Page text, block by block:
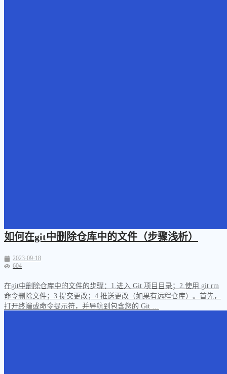
如何在git中删除仓库中的文件（步骤浅析）
2023-09-18
604
在git中删除仓库中的文件的步骤：1.进入 Git 项目目录；2.使用 git rm
命令删除文件；3.提交更改；4.推送更改（如果有远程仓库）。首先，
打开终端或命令提示符，并导航到包含您的 Git …